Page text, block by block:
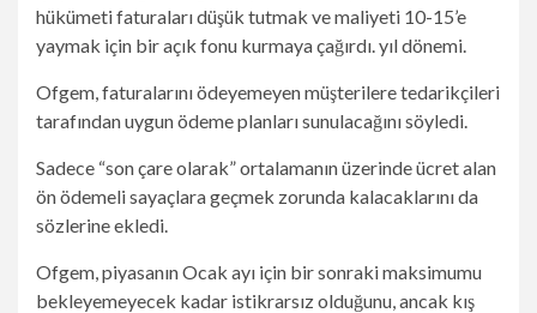
hükümeti faturaları düşük tutmak ve maliyeti 10-15’e
yaymak için bir açık fonu kurmaya çağırdı. yıl dönemi.
Ofgem, faturalarını ödeyemeyen müşterilere tedarikçileri
tarafından uygun ödeme planları sunulacağını söyledi.
Sadece “son çare olarak” ortalamanın üzerinde ücret alan
ön ödemeli sayaçlara geçmek zorunda kalacaklarını da
sözlerine ekledi.
Ofgem, piyasanın Ocak ayı için bir sonraki maksimumu
bekleyemeyecek kadar istikrarsız olduğunu, ancak kış